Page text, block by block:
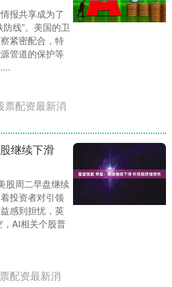
报共享成为了
线”。美国的卫
紧密配合，特
管道的保护等
票配资最新消
继续下滑
股周二早盘继续
投资者对引领
感到担忧，英
AI相关个股普
配资最新消